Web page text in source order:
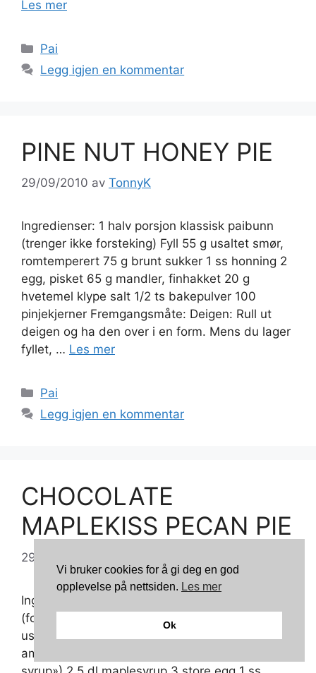
Les mer
Kategorier
Pai
Legg igjen en kommentar
PINE NUT HONEY PIE
29/09/2010 av TonnyK
Ingredienser: 1 halv porsjon klassisk paibunn
(trenger ikke forsteking) Fyll 55 g usaltet smør,
romtemperert 75 g brunt sukker 1 ss honning 2
egg, pisket 65 g mandler, finhakket 20 g
hvetemel klype salt 1/2 ts bakepulver 100
pinjekjerner Fremgangsmåte: Deigen: Rull ut
deigen og ha den over i en form. Mens du lager
fyllet, … Les mer
Kategorier
Pai
Legg igjen en kommentar
CHOCOLATE
MAPLEKISS PECAN PIE
29/09/2010
Ingredienser: 1 halv porsjon klassisk paibunn
(forstekes) Fyll 25 g usaltet, kaldt smør 50 g
usøtet sjokolade, hakket 3 dl lys sirup (i
amerikanske oppskrifter bruker de «light corn
Vi bruker cookies for å gi deg en god
opplevelse på nettsiden. Les mer
Ok